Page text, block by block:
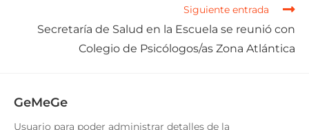
Siguiente entrada
Secretaría de Salud en la Escuela se reunió con
Colegio de Psicólogos/as Zona Atlántica
GeMeGe
Usuario para poder administrar detalles de la